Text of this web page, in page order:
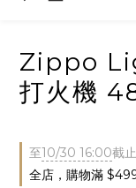
Zippo
打火機
至10/30 16:00截止
全店，購物滿